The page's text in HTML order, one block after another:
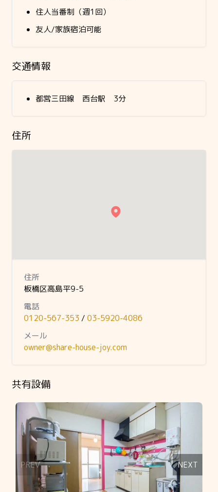
住人当番制（週1回）
友人/家族宿泊可能
交通情報
都営三田線 西台駅 3分
住所
住所
板橋区高島平9-5
電話
0120-567-353 / 03-5920-4086
メール
owner@share-house-joy.com
共有設備
Slide 1 of 20
PREV NEXT